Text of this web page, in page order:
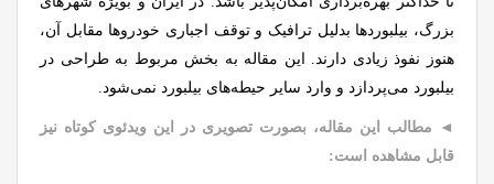
بزرگ، بیلبوردها بدلیل ترافیک و توقف اجباری خودروها مقابل آن،
هنوز نفوذ زیادی دارند. این مقاله به بخش مربوط به طراحی در
بیلبورد می‌پردازد و وارد سایر حیطه‌های بیلبورد نمی‌شود.
◄ مطالب این مقاله، بصورت تصویری در این ویدئوی کوتاه نیز
قابل مشاهده است: